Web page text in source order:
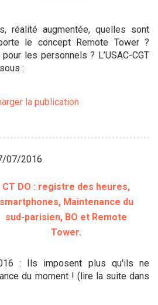
réalité augmentée, quelles sont
le concept Remote Tower ?
les personnels ? L’USAC-CGT
:
la publication
07/2016
CT DO : registre des heures,
smartphones, Maintenance du
sud-parisien, BO et Remote
Tower.
: Ils imposent plus qu'ils ne
du moment ! (lire la suite dans